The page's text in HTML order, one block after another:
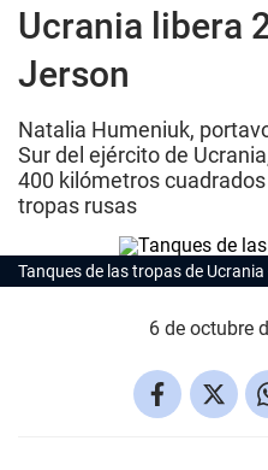
Ucrania libera
Jerson
Natalia Humeniuk,
Sur del ejército de
400 kilómetros
tropas rusas
Tanques de las tropas de Ucrania
6 de octubre